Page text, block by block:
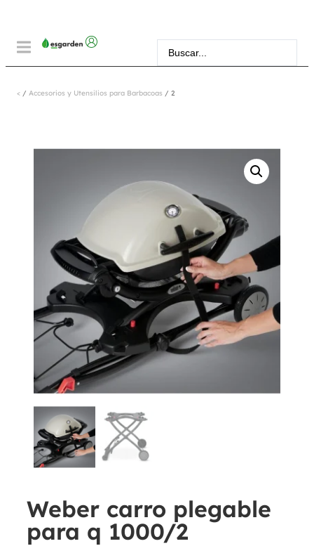
< / Accesorios y Utensilios para Barbacoas / 2
Weber carro plegable
para q 1000/2